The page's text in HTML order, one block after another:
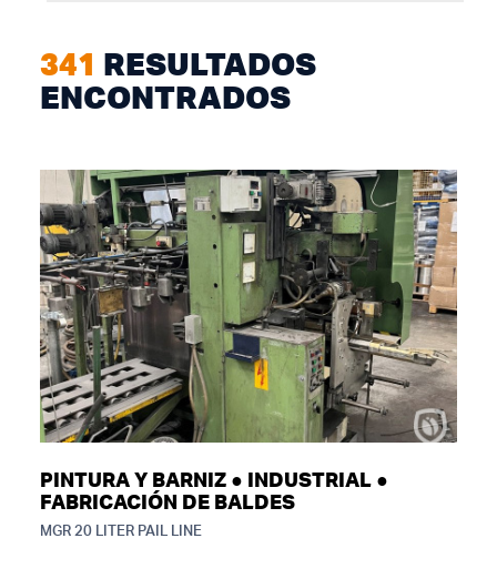
341 RESULTADOS
ENCONTRADOS
PINTURA Y BARNIZ ● INDUSTRIAL ●
FABRICACIÓN DE BALDES
MGR 20 LITER PAIL LINE